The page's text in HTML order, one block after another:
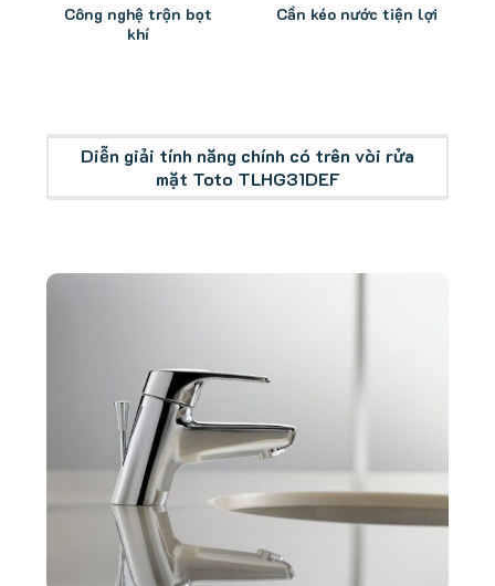
Công nghệ trộn bọt
khí
Cần kéo nước tiện lợi
Diễn giải tính năng chính có trên vòi rửa
mặt Toto TLHG31DEF